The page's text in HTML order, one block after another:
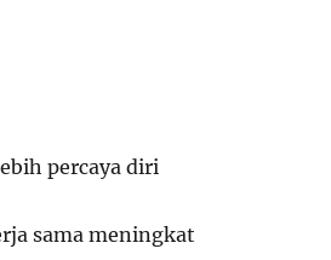
percaya diri
sama meningkat